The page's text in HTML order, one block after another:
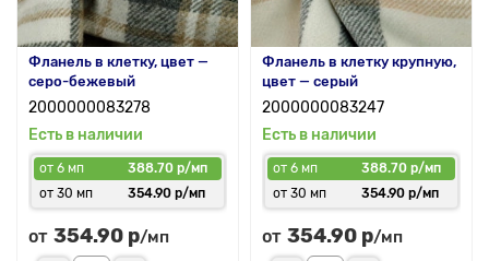
Фланель в клетку, цвет —
серо-бежевый
2000000083278
Есть в наличии
от 6 мп
388.70 р/мп
от 30 мп
354.90 р/мп
от 354.90 р/мп
Фланель в клетку крупную,
цвет — серый
2000000083247
Есть в наличии
от 6 мп
388.70 р/мп
от 30 мп
354.90 р/мп
от 354.90 р/мп